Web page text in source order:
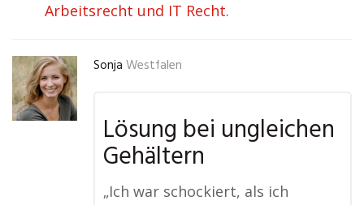
Arbeitsrecht und IT Recht.
Sonja Westfalen
Lösung bei ungleichen
Gehältern
„Ich war schockiert, als ich